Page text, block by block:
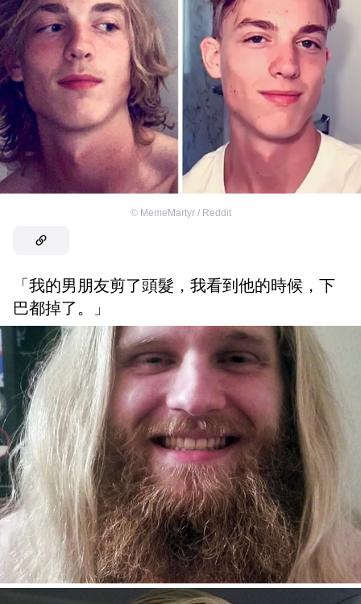
© MemeMartyr / Reddit
「我的男朋友剪了頭髮，我看到他的時候，下
巴都掉了。」